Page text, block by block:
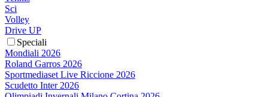
Sci
Volley
Drive UP
Speciali
Mondiali 2026
Roland Garros 2026
Sportmediaset Live Riccione 2026
Scudetto Inter 2026